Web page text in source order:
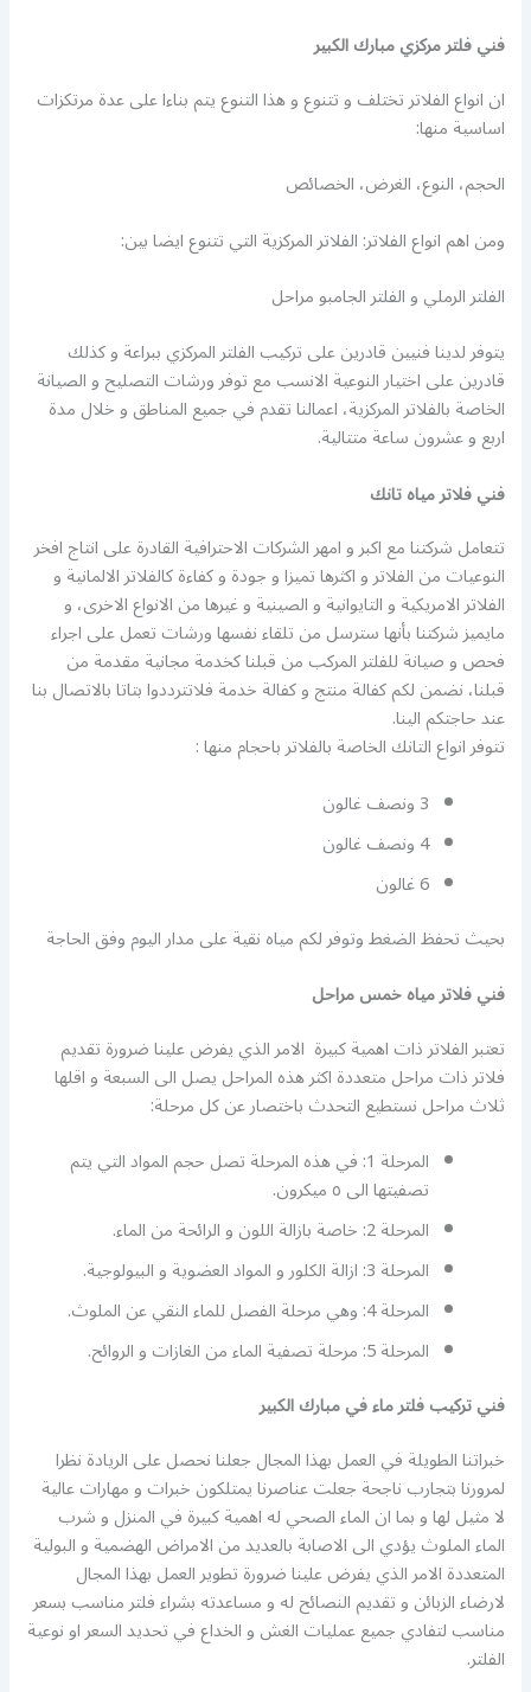
فني فلتر مركزي مبارك الكبير
ان انواع الفلاتر تختلف و تتنوع و هذا التنوع يتم بناءا على عدة مرتكزات
اساسية منها:
الحجم، النوع، الغرض، الخصائص
ومن اهم انواع الفلاتر: الفلاتر المركزية التي تتنوع ايضا بين:
الفلتر الرملي و الفلتر الجامبو مراحل
يتوفر لدينا فنيين قادرين على تركيب الفلتر المركزي ببراعة و كذلك
قادرين على اختيار النوعية الانسب مع توفر ورشات التصليح و الصيانة
الخاصة بالفلاتر المركزية، اعمالنا تقدم في جميع المناطق و خلال مدة
اربع و عشرون ساعة متتالية.
فني فلاتر مياه تانك
تتعامل شركتنا مع اكبر و امهر الشركات الاحترافية القادرة على انتاج افخر
النوعيات من الفلاتر و اكثرها تميزا و جودة و كفاءة كالفلاتر الالمانية و
الفلاتر الامريكية و التايوانية و الصينية و غيرها من الانواع الاخرى، و
مايميز شركتنا بأنها سترسل من تلقاء نفسها ورشات تعمل على اجراء
فحص و صيانة للفلتر المركب من قبلنا كخدمة مجانية مقدمة من
قبلنا، نضمن لكم كفالة منتج و كفالة خدمة فلاتترددوا بتاتا بالاتصال بنا
عند حاجتكم الينا.
تتوفر انواع التانك الخاصة بالفلاتر باحجام منها :
3 ونصف غالون
4 ونصف غالون
6 غالون
بحيث تحفظ الضغط وتوفر لكم مياه نقية على مدار اليوم وفق الحاجة
فني فلاتر مياه خمس مراحل
تعتبر الفلاتر ذات اهمية كبيرة الامر الذي يفرض علينا ضرورة تقديم
فلاتر ذات مراحل متعددة اكثر هذه المراحل يصل الى السبعة و اقلها
ثلاث مراحل نستطيع التحدث باختصار عن كل مرحلة:
المرحلة 1: في هذه المرحلة تصل حجم المواد التي يتم
تصفيتها الى ٥ ميكرون.
المرحلة 2: خاصة بازالة اللون و الرائحة من الماء.
المرحلة 3: ازالة الكلور و المواد العضوية و البيولوجية.
المرحلة 4: وهي مرحلة الفصل للماء النقي عن الملوث.
المرحلة 5: مرحلة تصفية الماء من الغازات و الروائح.
فني تركيب فلتر ماء في مبارك الكبير
خبراتنا الطويلة في العمل بهذا المجال جعلنا نحصل على الريادة نظرا
لمرورنا بتجارب ناجحة جعلت عناصرنا يمتلكون خبرات و مهارات عالية
لا مثيل لها و بما ان الماء الصحي له اهمية كبيرة في المنزل و شرب
الماء الملوث يؤدي الى الاصابة بالعديد من الامراض الهضمية و البولية
المتعددة الامر الذي يفرض علينا ضرورة تطوير العمل بهذا المجال
لارضاء الزبائن و تقديم النصائح له و مساعدته بشراء فلتر مناسب بسعر
مناسب لتفادي جميع عمليات الغش و الخداع في تحديد السعر او نوعية
الفلتر.